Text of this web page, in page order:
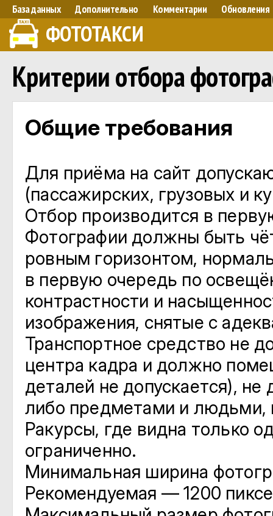
База данных Дополнительно Комментарии Обновления
ФОТОТАКСИ
Критерии отбора
Общие требования
Для приёма на сайт
(пассажирских, грузовых и
Отбор производится в
Фотографии должны быть
ровным горизонтом,
в первую очередь по
контрастности и
изображения, снятые с
Транспортное средство не
центра кадра и должно
деталей не допускается),
либо предметами и людьми,
Ракурсы, где видна только
ограниченно.
Минимальная ширина
Рекомендуемая — 1200